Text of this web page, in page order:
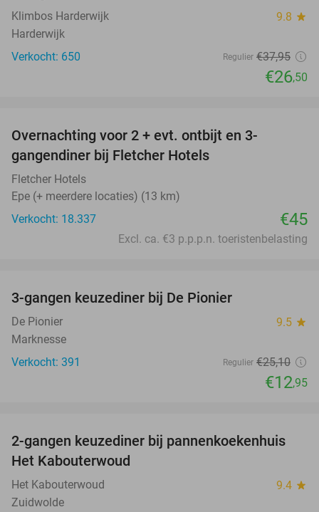
Klimbos Harderwijk 9.8 star
Harderwijk
Verkocht: 650
Regulier €37,95
€26,50
Overnachting voor 2 + evt. ontbijt en 3-
gangendiner bij Fletcher Hotels
Fletcher Hotels
Epe (+ meerdere locaties) (13 km)
Verkocht: 18.337
€45
Excl. ca. €3 p.p.p.n. toeristenbelasting
3-gangen keuzediner bij De Pionier
De Pionier 9.5 star
Marknesse
Verkocht: 391
Regulier €25,10
€12,95
40%
2-gangen keuzediner bij pannenkoekenhuis
Het Kabouterwoud
Het Kabouterwoud 9.4 star
Zuidwolde